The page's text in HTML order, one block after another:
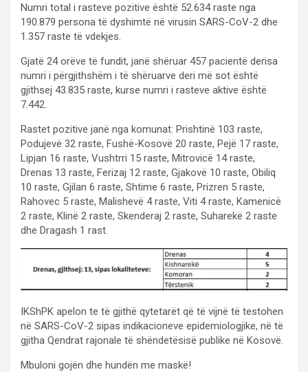
Numri total i rasteve pozitive është 52.634 raste nga
190.879 persona të dyshimtë në virusin SARS-CoV-2 dhe
1.357 raste të vdekjes.
Gjatë 24 orëve të fundit, janë shëruar 457 pacientë derisa
numri i përgjithshëm i të shëruarve deri më sot është
gjithsej 43.835 raste, kurse numri i rasteve aktive është
7.442.
Rastet pozitive janë nga komunat: Prishtinë 103 raste,
Podujevë 32 raste, Fushë-Kosovë 20 raste, Pejë 17 raste,
Lipjan 16 raste, Vushtrri 15 raste, Mitrovicë 14 raste,
Drenas 13 raste, Ferizaj 12 raste, Gjakovë 10 raste, Obiliq
10 raste, Gjilan 6 raste, Shtime 6 raste, Prizren 5 raste,
Rahovec 5 raste, Malishevë 4 raste, Viti 4 raste, Kamenicë
2 raste, Klinë 2 raste, Skenderaj 2 raste, Suharekë 2 raste
dhe Dragash 1 rast.
IKShPK apelon te të gjithë qytetarët që të vijnë të testohen
në SARS-CoV-2 sipas indikacioneve epidemiologjike, në të
gjitha Qendrat rajonale të shëndetësisë publike në Kosovë.
Mbuloni gojën dhe hundën me maskë!